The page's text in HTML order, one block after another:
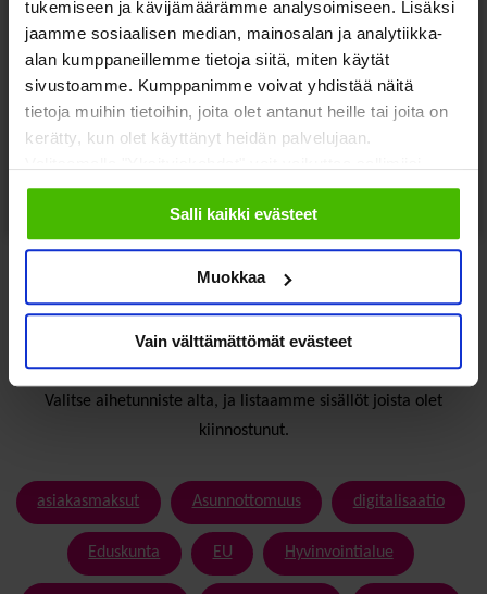
tukemiseen ja kävijämäärämme analysoimiseen. Lisäksi
jaamme sosiaalisen median, mainosalan ja analytiikka-
alan kumppaneillemme tietoja siitä, miten käytät
sivustoamme. Kumppanimme voivat yhdistää näitä
tietoja muihin tietoihin, joita olet antanut heille tai joita on
kerätty, kun olet käyttänyt heidän palvelujaan.
evästeisiin.
Salli kaikki evästeet
Muokkaa
Vain välttämättömät evästeet
STEA-leikkausten lisäkiristys
vaarantaa haavoittuvassa asemassa
olevien tuen
terveyspalvelut Toimeentulo
Etsitkö jotain muuta?
Valitse aihetunniste alta, ja listaamme sisällöt joista olet
kiinnostunut.
asiakasmaksut Asunnottomuus digitalisaatio
Eduskunta EU Hyvinvointialue